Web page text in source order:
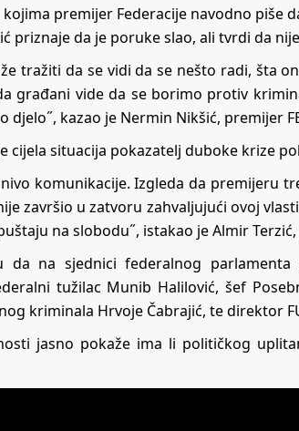
premijer Federacije navodno piše
priznaje da je poruke slao, ali tvrdi da
tražiti da se vidi da se nešto radi, šta
građani vide da se borimo protiv
djelo˝, kazao je Nermin Nikšić, premijer
cijela situacija pokazatelj duboke krize
komunikacije. Izgleda da premijeru
završio u zatvoru zahvaljujući ovoj
na slobodu˝, istakao je Almir
da na sjednici federalnog
tužilac Munib Halilović, šef
kriminala Hrvoje Čabrajić, te direktor
jasno pokaže ima li političkog